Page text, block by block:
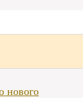
нового